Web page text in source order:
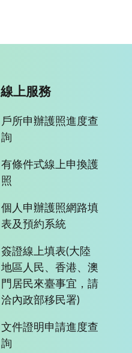
線上服務
戶所申辦護照進度查
詢
有條件式線上申換護
照
個人申辦護照網路填
表及預約系統
簽證線上填表(大陸
地區人民、香港、澳
門居民來臺事宜，請
洽內政部移民署)
文件證明申請進度查
詢